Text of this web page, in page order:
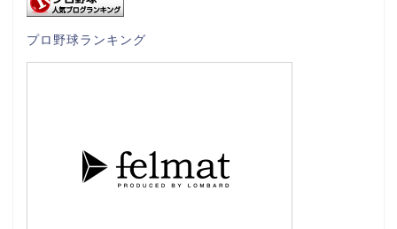
プロ野球ランキング